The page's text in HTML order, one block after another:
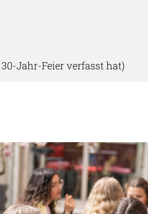
Jahr-Feier verfasst hat)